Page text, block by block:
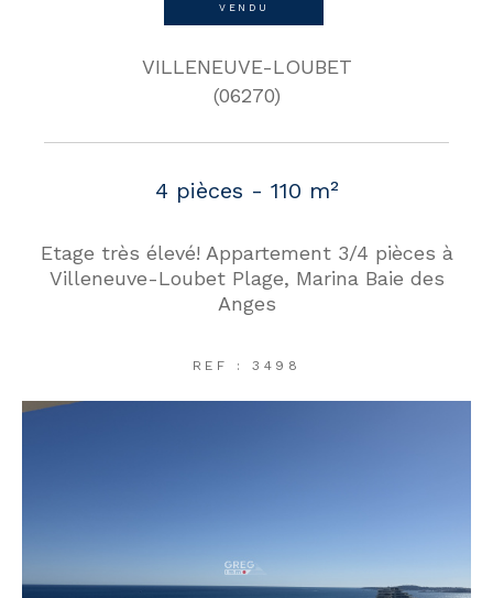
VENDU
VILLENEUVE-LOUBET
(06270)
4 pièces - 110 m²
Etage très élevé! Appartement 3/4 pièces à
Villeneuve-Loubet Plage, Marina Baie des
Anges
REF : 3498